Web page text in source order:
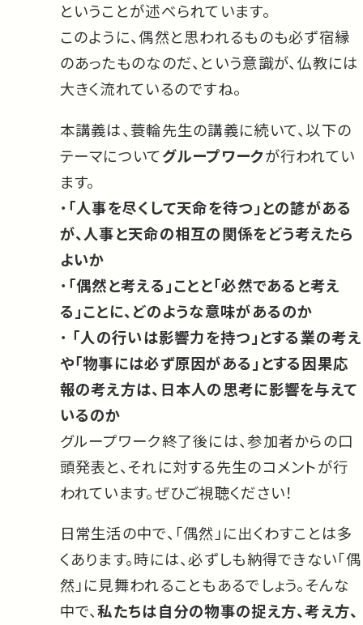
ということが述べられています。
このように、偶然と思われるものも必ず宿縁
のあったものなのだ、という意識が、仏教には
大きく流れているのですね。
本講義は、蓑輪先生の講義に続いて、以下の
テーマについてグループワークが行われてい
ます。
・ 「人事を尽くして天命を待つ」との諺がある
が、人事と天命の相互の関係をどう考えたら
よいか
・ 「偶然と考える」ことと「必然であると考え
る」ことに、どのような意味があるのか
・ 「人の行いは影響力を持つ」とする業の考え
や「物事には必ず原因がある」とする因果応
報の考え方は、日本人の思考に影響を与えて
いるのか
グループワーク終了後には、参加者からの口
頭発表と、それに対する先生のコメントが行
われています。ぜひご視聴ください！
日常生活の中で、「偶然」に出くわすことは多
くあります。時には、必ずしも納得できない「偶
然」に見舞われることもあるでしょう。そんな
中で、私たちは自分の物事の捉え方、考え方、